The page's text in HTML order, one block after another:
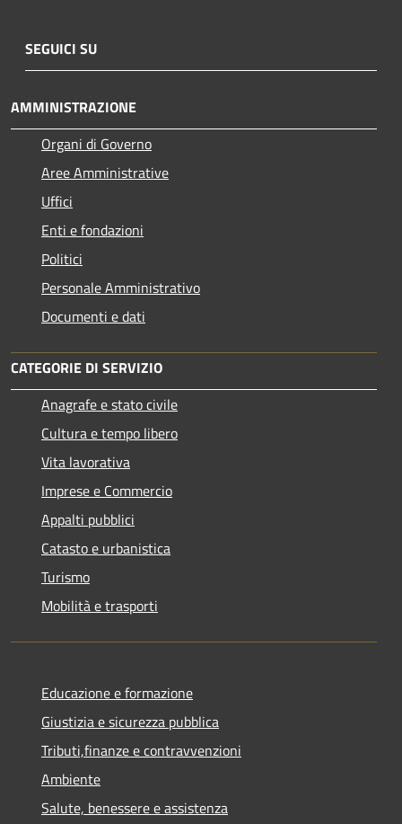
SEGUICI SU
AMMINISTRAZIONE
Organi di Governo
Aree Amministrative
Uffici
Enti e fondazioni
Politici
Personale Amministrativo
Documenti e dati
CATEGORIE DI SERVIZIO
Anagrafe e stato civile
Cultura e tempo libero
Vita lavorativa
Imprese e Commercio
Appalti pubblici
Catasto e urbanistica
Turismo
Mobilità e trasporti
Educazione e formazione
Giustizia e sicurezza pubblica
Tributi,finanze e contravvenzioni
Ambiente
Salute, benessere e assistenza